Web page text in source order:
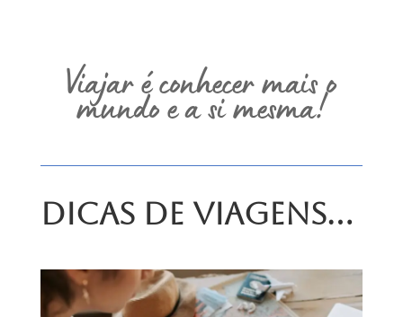
Viajar é conhecer mais o
mundo e a si mesma!
Dicas de Viagens…